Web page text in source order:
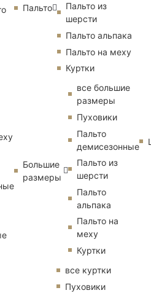
Пальто
Пальто из
шерсти
Пальто альпака
Пальто на меху
Куртки
Большие
размеры
все большие
размеры
Пуховики
Пальто
демисезонные
Пальто из
шерсти
Пальто
альпака
Пальто на
меху
Куртки
все куртки
Пуховики